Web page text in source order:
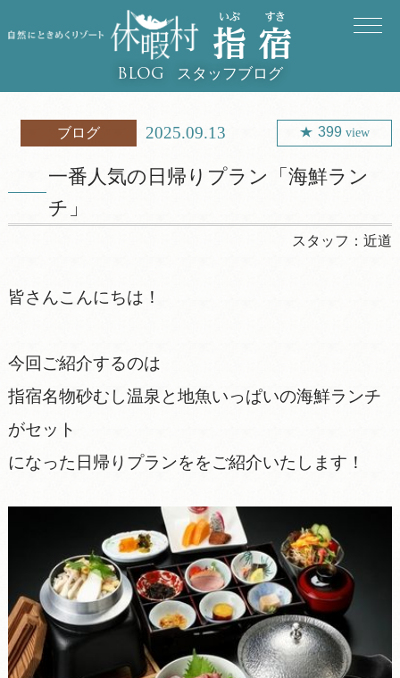
BLOG スタッフブログ
ブログ 2025.09.13 399 view
一番人気の日帰りプラン「海鮮ラン
チ」
スタッフ：近道
皆さんこんにちは！
今回ご紹介するのは
指宿名物砂むし温泉と地魚いっぱいの海鮮ランチ
がセット
になった日帰りプランををご紹介いたします！